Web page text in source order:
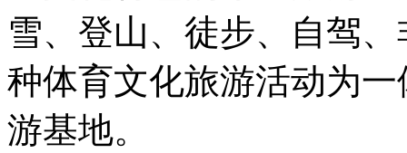
雪、登山、徒步、自驾
种体育文化旅游活动为
游基地。